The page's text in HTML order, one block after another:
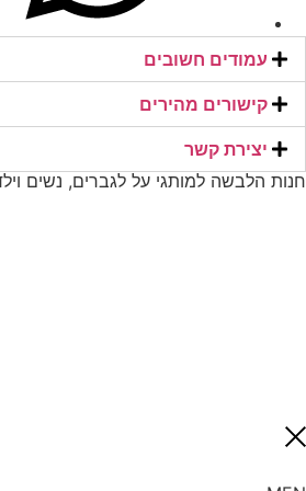
עמודים חשובים
קישורים מהירים​
יצירת קשר​
חנות הלבשה למותגי על לגברים, נשים